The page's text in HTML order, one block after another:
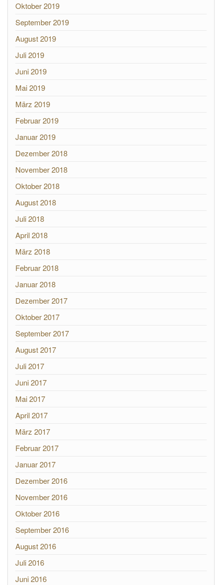
Oktober 2019
September 2019
August 2019
Juli 2019
Juni 2019
Mai 2019
März 2019
Februar 2019
Januar 2019
Dezember 2018
November 2018
Oktober 2018
August 2018
Juli 2018
April 2018
März 2018
Februar 2018
Januar 2018
Dezember 2017
Oktober 2017
September 2017
August 2017
Juli 2017
Juni 2017
Mai 2017
April 2017
März 2017
Februar 2017
Januar 2017
Dezember 2016
November 2016
Oktober 2016
September 2016
August 2016
Juli 2016
Juni 2016